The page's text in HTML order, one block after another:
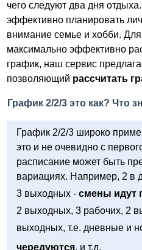
чего следуют два дня
эффективно планировать
внимание семье и хобби. Для
максимально эффективно
график, наш сервис
позволяющий рассчитать
График 2/2/3 это как? Что
График 2/2/3 широко
это и не очевидно с
расписание может быть
вариациях. Например, 2 в
3 выходных -смены идут
2 выходных, 3 рабочих, 2
выходных, т.е. дневные и
чередуются, и т.д.